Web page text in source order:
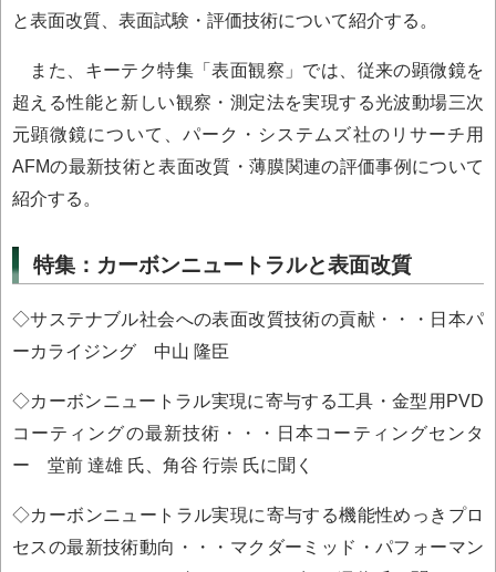
と表面改質、表面試験・評価技術について紹介する。
また、キーテク特集「表面観察」では、従来の顕微鏡を
超える性能と新しい観察・測定法を実現する光波動場三次
元顕微鏡について、パーク・システムズ社のリサーチ用
AFMの最新技術と表面改質・薄膜関連の評価事例について
紹介する。
特集：カーボンニュートラルと表面改質
◇サステナブル社会への表面改質技術の貢献・・・日本パ
ーカライジング 中山 隆臣
◇カーボンニュートラル実現に寄与する工具・金型用PVD
コーティングの最新技術・・・日本コーティングセンタ
ー 堂前 達雄 氏、角谷 行崇 氏に聞く
◇カーボンニュートラル実現に寄与する機能性めっきプロ
セスの最新技術動向・・・マクダーミッド・パフォーマン